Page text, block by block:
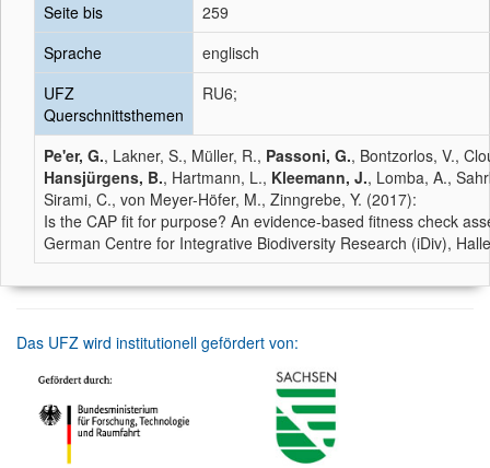
Seite bis
259
Sprache
englisch
UFZ
Querschnittsthemen
RU6;
Pe'er, G., Lakner, S., Müller, R., Passoni, G., Bontzorlos, V.,
Hansjürgens, B., Hartmann, L., Kleemann, J., Lomba, A.,
Sirami, C., von Meyer-Höfer, M., Zinngrebe, Y. (2017):
Is the CAP fit for purpose? An evidence-based fitness check
German Centre for Integrative Biodiversity Research (iDiv),
Das UFZ wird institutionell gefördert von: